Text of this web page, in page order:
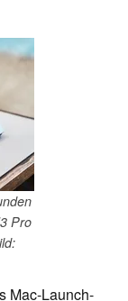
Pro
Mac-Launch-